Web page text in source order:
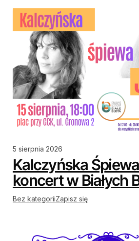
5 sierpnia 2026
Kalczyńska
koncert w Białych
Bez kategoriiZapisz się